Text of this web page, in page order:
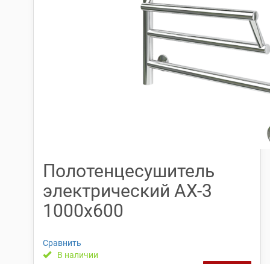
Полотенцесушитель
электрический АX-3
1000х600
Сравнить
В наличии